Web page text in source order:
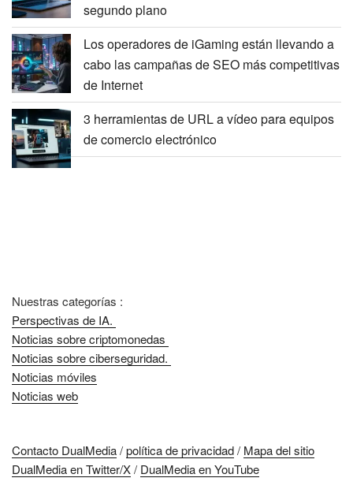
segundo plano
Los operadores de iGaming están llevando a
cabo las campañas de SEO más competitivas
de Internet
3 herramientas de URL a vídeo para equipos
de comercio electrónico
Nuestras categorías :
Perspectivas de IA.
Noticias sobre criptomonedas
Noticias sobre ciberseguridad.
Noticias móviles
Noticias web
Contacto DualMedia/política de privacidad/ Mapa del sitio
DualMedia en Twitter/X/ DualMedia en YouTube